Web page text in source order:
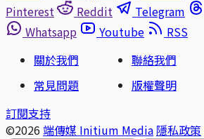
Pinterest
Reddit Telegram
Whatsapp
Youtube
RSS
關於我們
聯絡我們
常見問題
版權聲明
訂閱支持
©2026 端傳媒 Initium Media 隱私政策